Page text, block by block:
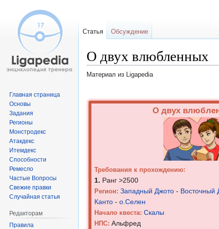
О двух влюбленных
Материал из Ligapedia
к
к
О двух
Требования к прохождению:
1. Ранг >2500
Регион: Западный Джото - Восточный
Канто - о.Селен
Начало квеста: Скалы
НПС: Альфред
Статья Обсуждение
Главная страница
Основы
Задания
Регионы
Монстродекс
Атакдекс
Итемдекс
Способности
Ремесло
Частые Вопросы
Свежие правки
Случайная статья
Редакторам
Правила